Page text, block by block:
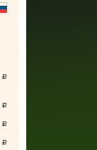
руб.
руб.
руб.
руб.